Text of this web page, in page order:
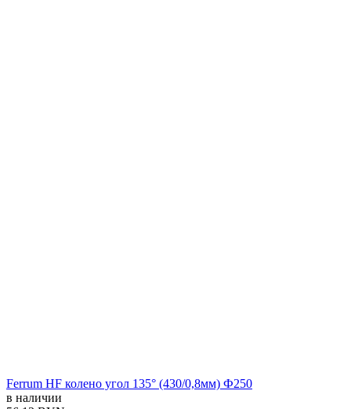
Ferrum HF колено угол 135° (430/0,8мм) Ф250
в наличии